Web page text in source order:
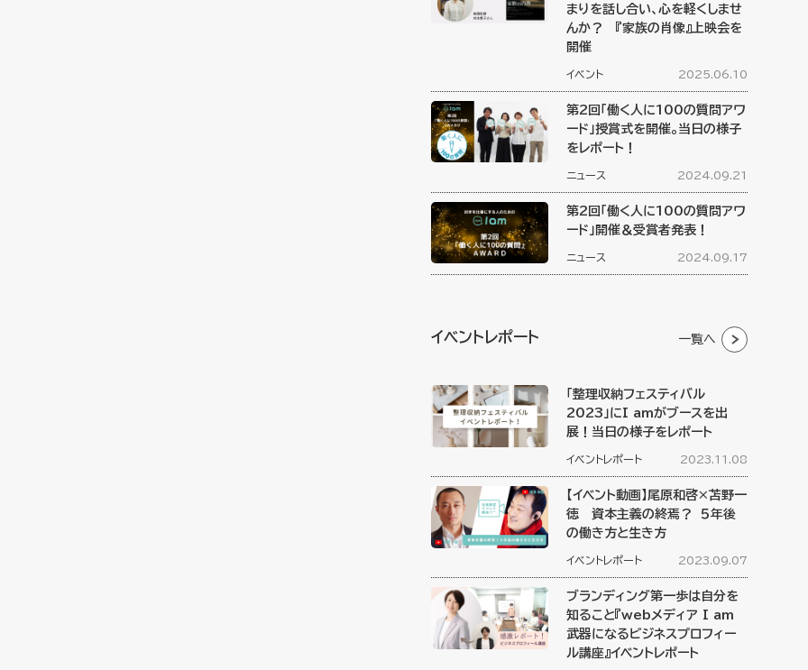
まりを話し合い、心を軽くしませ
んか？ 『家族の肖像』上映会を
開催
イベント 2025.06.10
第2回「働く人に100の質問アワ
ード」授賞式を開催。当日の様子
をレポート！
ニュース 2024.09.21
第2回「働く人に100の質問アワ
ード」開催＆受賞者発表！
ニュース 2024.09.17
イベントレポート 一覧へ
「整理収納フェスティバル
2023」にI amがブースを出
展！当日の様子をレポート
イベントレポート 2023.11.08
【イベント動画】尾原和啓×苫野一
徳 資本主義の終焉？ ５年後
の働き方と生き方
イベントレポート 2023.09.07
ブランディング第一歩は自分を
知ること『webメディア I am
武器になるビジネスプロフィー
ル講座』イベントレポート